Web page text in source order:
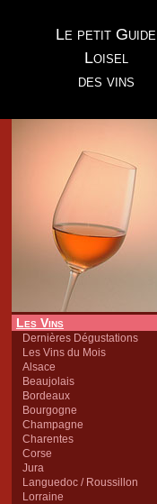
Le petit Guide
Loisel
des vins
Les Vins
Dernières Dégustations
Les Vins du Mois
Alsace
Beaujolais
Bordeaux
Bourgogne
Champagne
Charentes
Corse
Jura
Languedoc / Roussillon
Lorraine